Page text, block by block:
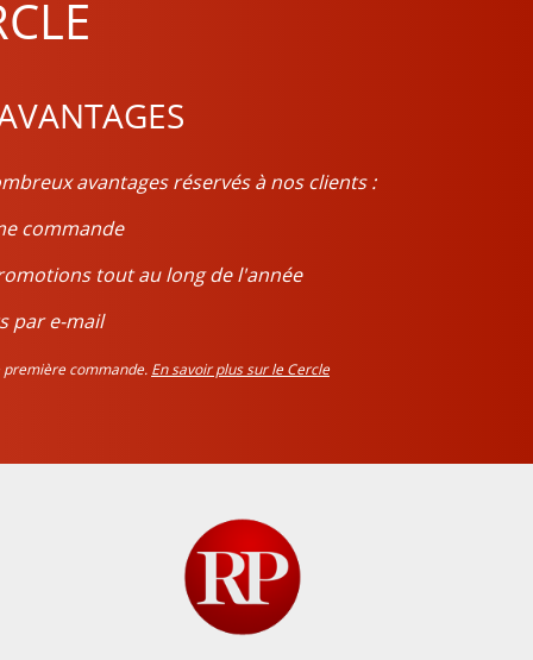
avantages réservés à nos clients :
commande
tout au long de l'année
par e-mail
commande. En savoir plus sur le Cercle